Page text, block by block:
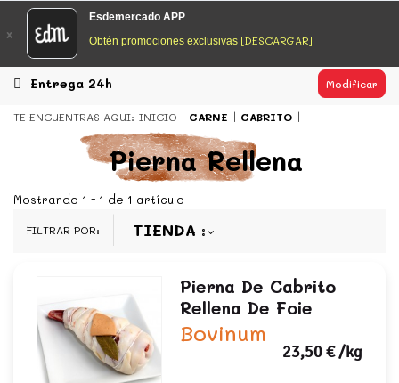
EsDeMercado.com
EsDeMercado.com
los mejores mercados de Barcelona y de productores
locales.
EsDeMercado.com
EsDeMercado.comte lleva a casa los mejores productos de
los mejores mercados de Barcelona y de productores
x
Esdemercado APP
------------------------
Obtén promociones exclusivas [DESCARGAR]
Entrega 24h Modificar
TE ENCUENTRAS AQUI: INICIO CARNE CABRITO
Pierna Rellena
Mostrando 1 - 1 de 1 artículo
FILTRAR POR: TIENDA
Pierna De Cabrito
Rellena De Foie
Bovinum
23,50 €/kg